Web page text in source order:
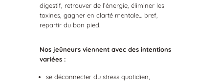
digestif, retrouver de l’énergie, éliminer les
toxines, gagner en clarté mentale… bref,
repartir du bon pied.
Nos jeûneurs viennent avec des intentions
variées :
se déconnecter du stress quotidien,